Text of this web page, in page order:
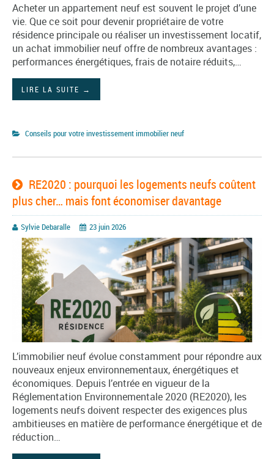
Acheter un appartement neuf est souvent le projet d’une
vie. Que ce soit pour devenir propriétaire de votre
résidence principale ou réaliser un investissement locatif,
un achat immobilier neuf offre de nombreux avantages :
performances énergétiques, frais de notaire réduits,…
LIRE LA SUITE →
Conseils pour votre investissement immobilier neuf
RE2020 : pourquoi les logements neufs coûtent
plus cher… mais font économiser davantage
Sylvie Debaralle 23 juin 2026
L’immobilier neuf évolue constamment pour répondre aux
nouveaux enjeux environnementaux, énergétiques et
économiques. Depuis l’entrée en vigueur de la
Réglementation Environnementale 2020 (RE2020), les
logements neufs doivent respecter des exigences plus
ambitieuses en matière de performance énergétique et de
réduction…